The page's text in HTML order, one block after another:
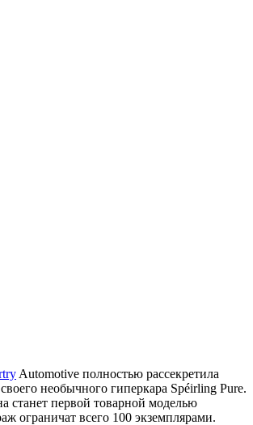
Automotive полностью рассекретила
необычного гиперкара Spéirling Pure.
станет первой товарной моделью
ограничат всего 100 экземплярами.